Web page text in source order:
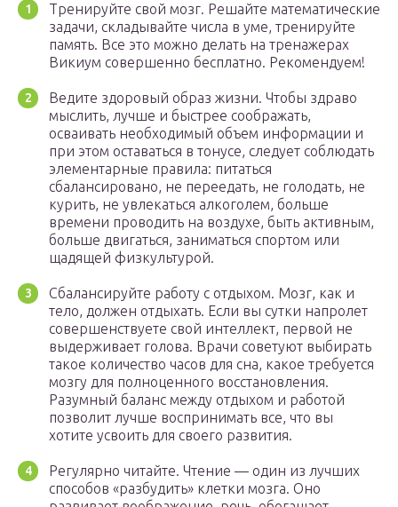
Тренируйте свой мозг. Решайте математические
задачи, складывайте числа в уме, тренируйте
память. Все это можно делать на тренажерах
Викиум совершенно бесплатно. Рекомендуем!
Ведите здоровый образ жизни. Чтобы здраво
мыслить, лучше и быстрее соображать,
осваивать необходимый объем информации и
при этом оставаться в тонусе, следует соблюдать
элементарные правила: питаться
сбалансировано, не переедать, не голодать, не
курить, не увлекаться алкоголем, больше
времени проводить на воздухе, быть активным,
больше двигаться, заниматься спортом или
щадящей физкультурой.
Сбалансируйте работу с отдыхом. Мозг, как и
тело, должен отдыхать. Если вы сутки напролет
совершенствуете свой интеллект, первой не
выдерживает голова. Врачи советуют выбирать
такое количество часов для сна, какое требуется
мозгу для полноценного восстановления.
Разумный баланс между отдыхом и работой
позволит лучше воспринимать все, что вы
хотите усвоить для своего развития.
Регулярно читайте. Чтение — один из лучших
способов «разбудить» клетки мозга. Оно